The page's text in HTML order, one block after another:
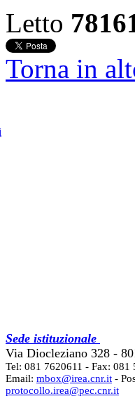
Letto
Torna in
Sede istituzionale
Via Diocleziano 328 -
Tel: 081 7620611 - Fax: 081
Email: mbox@irea.cnr.it -
protocollo.irea@pec.cnr.it